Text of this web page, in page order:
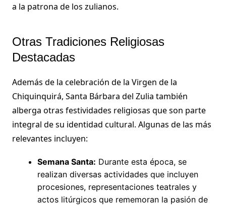
a la patrona de los zulianos.
Otras Tradiciones Religiosas
Destacadas
Además de la celebración de la Virgen de la
Chiquinquirá, Santa Bárbara del Zulia también
alberga otras festividades religiosas que son parte
integral de su identidad cultural. Algunas de las más
relevantes incluyen:
Semana Santa: Durante esta época, se
realizan diversas actividades que incluyen
procesiones, representaciones teatrales y
actos litúrgicos que rememoran la pasión de